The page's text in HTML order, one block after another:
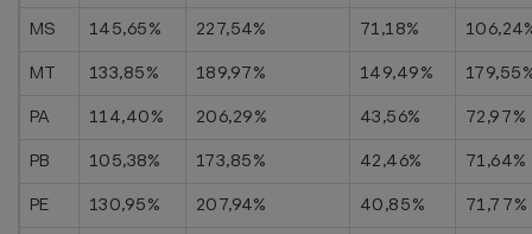
MS
145,65% 227,54% 71,18%
MT
133,85% 189,97% 149,49%
PA
114,40% 206,29% 43,56%
72,97%
PB
105,38% 173,85% 42,46%
71,64%
PE
130,95% 207,94% 40,85%
71,77%